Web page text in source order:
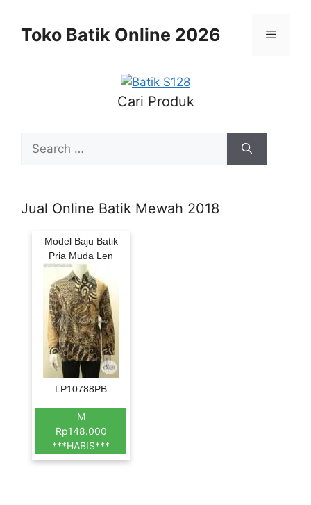
contentToko Batik Online 2026 Menu
Cari Produk
for:
Jual Online Batik Mewah 2018
Model Baju Batik
Pria Muda Len
LP10788PB
M
Rp148.000
***HABIS***